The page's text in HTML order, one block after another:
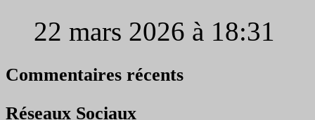
22 mars 2026 à 18:31
Commentaires récents
Réseaux Sociaux